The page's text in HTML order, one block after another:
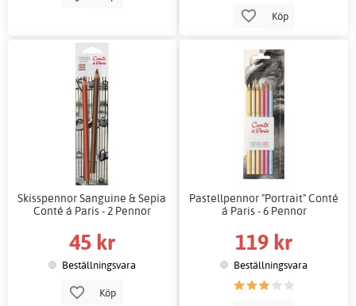
Köp
Skisspennor Sanguine & Sepia
Conté á Paris - 2 Pennor
45 kr
Beställningsvara
Köp
Pastellpennor "Portrait" Conté
á Paris - 6 Pennor
119 kr
Beställningsvara